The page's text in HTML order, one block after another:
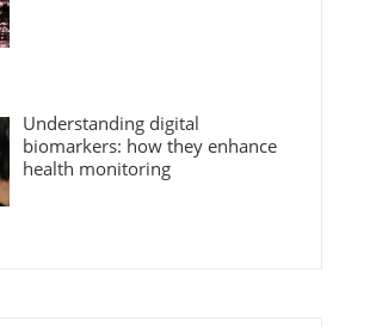
Understanding digital
biomarkers: how they enhance
health monitoring